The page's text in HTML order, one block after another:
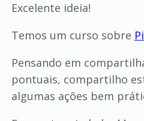
Excelente ideia!
Temos um curso sobre
Pensando em
pontuais, compartilho
algumas ações bem